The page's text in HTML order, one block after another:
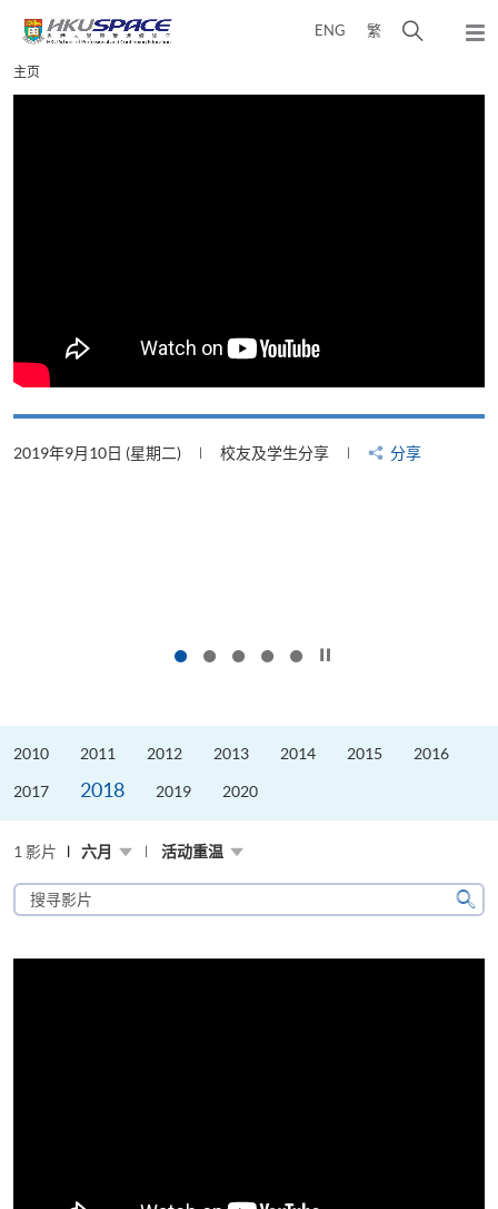
content
ENG 繁
弹
Main
content
主页
2019年9月10日 (星期二) 校友及学生分享 分享
2010 2011 2012 2013 2014 2015 2016
2017 2018 2019 2020
1 影片 六月 活动重温
搜
寻
片
搜